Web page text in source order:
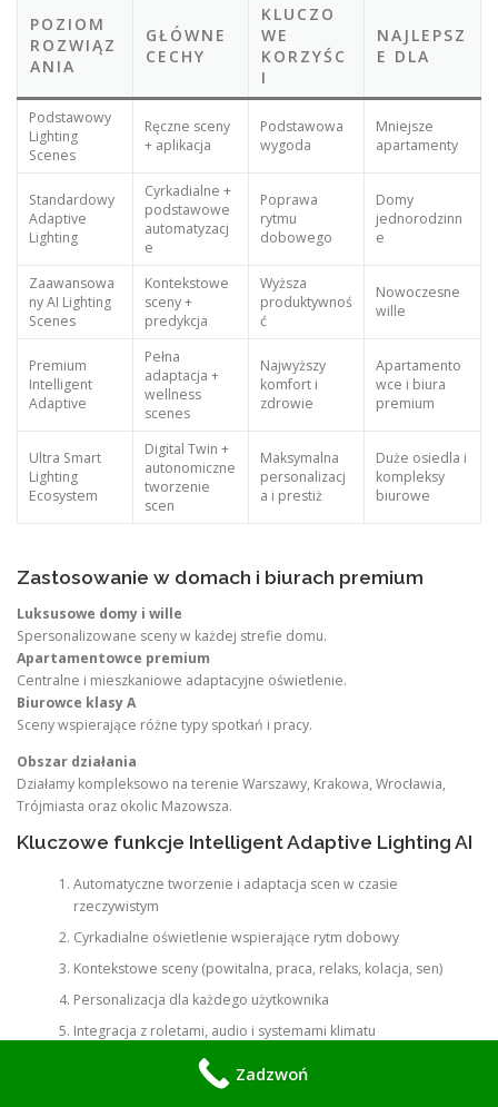
POZIOM
ROZWIĄZ
ANIA
GŁÓWNE
CECHY
KLUCZO
WE
KORZYŚC
I
NAJLEPSZ
E DLA
Podstawowy
Lighting
Scenes
Ręczne sceny
+ aplikacja
Podstawowa
wygoda
Mniejsze
apartamenty
Standardowy
Adaptive
Lighting
Cyrkadialne +
podstawowe
automatyzacj
e
Poprawa
rytmu
dobowego
Domy
jednorodzinn
e
Zaawansowa
ny AI Lighting
Scenes
Kontekstowe
sceny +
predykcja
Wyższa
produktywnoś
ć
Nowoczesne
wille
Premium
Intelligent
Adaptive
Pełna
adaptacja +
wellness
scenes
Najwyższy
komfort i
zdrowie
Apartamento
wce i biura
premium
Ultra Smart
Lighting
Ecosystem
Digital Twin +
autonomiczne
tworzenie
scen
Maksymalna
personalizacj
a i prestiż
Duże osiedla i
kompleksy
biurowe
Zastosowanie w domach i biurach premium
Luksusowe domy i wille
Spersonalizowane sceny w każdej strefie domu.
Apartamentowce premium
Centralne i mieszkaniowe adaptacyjne oświetlenie.
Biurowce klasy A
Sceny wspierające różne typy spotkań i pracy.
Obszar działania
Działamy kompleksowo na terenie Warszawy, Krakowa, Wrocławia,
Trójmiasta oraz okolic Mazowsza.
Kluczowe funkcje Intelligent Adaptive Lighting AI
Automatyczne tworzenie i adaptacja scen w czasie
rzeczywistym
Cyrkadialne oświetlenie wspierające rytm dobowy
Kontekstowe sceny (powitalna, praca, relaks, kolacja, sen)
Personalizacja dla każdego użytkownika
Integracja z roletami, audio i systemami klimatu
Predykcyjne dostosowanie do pogody i kalendarza
Wellness scenes (fokus, regeneracja, chromoterapia)
Zadzwoń